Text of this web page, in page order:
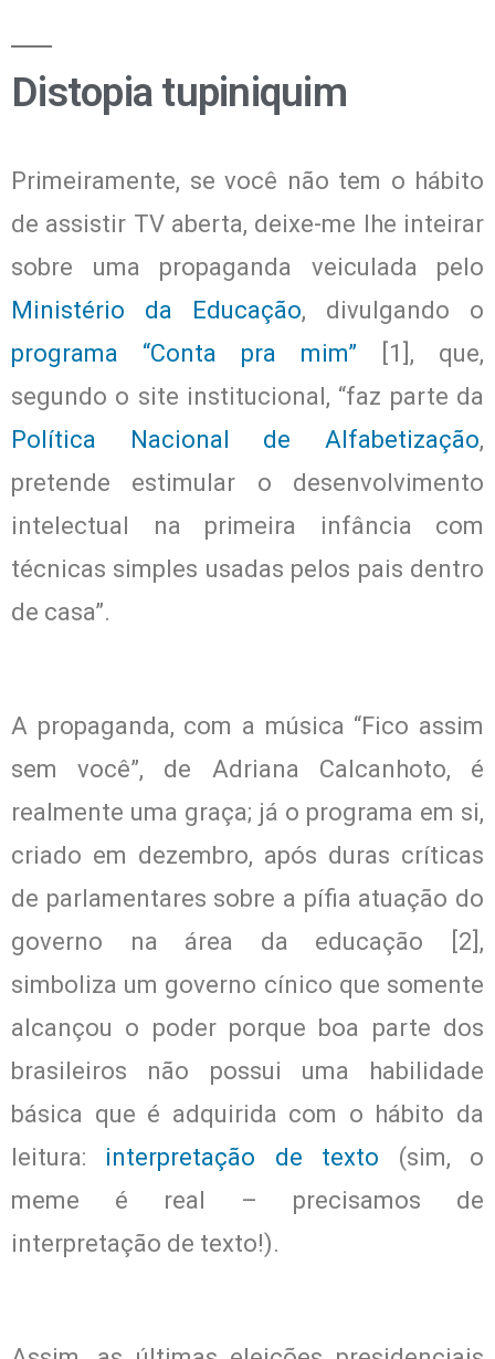
Distopia tupiniquim
Primeiramente, se você não tem o hábito
de assistir TV aberta, deixe-me lhe inteirar
sobre uma propaganda veiculada pelo
Ministério da Educação, divulgando o
programa “Conta pra mim” [1], que,
segundo o site institucional, “faz parte da
Política Nacional de Alfabetização,
pretende estimular o desenvolvimento
intelectual na primeira infância com
técnicas simples usadas pelos pais dentro
de casa”.
A propaganda, com a música “Fico assim
sem você”, de Adriana Calcanhoto, é
realmente uma graça; já o programa em si,
criado em dezembro, após duras críticas
de parlamentares sobre a pífia atuação do
governo na área da educação [2],
simboliza um governo cínico que somente
alcançou o poder porque boa parte dos
brasileiros não possui uma habilidade
básica que é adquirida com o hábito da
leitura: interpretação de texto (sim, o
meme é real – precisamos de
interpretação de texto!).